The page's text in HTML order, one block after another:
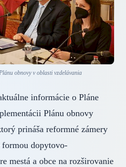
obnovy v oblasti vzdelávania
informácie o Pláne
Plánu obnovy
prináša reformné zámery
dopytovo-
mestá a obce na rozširovanie